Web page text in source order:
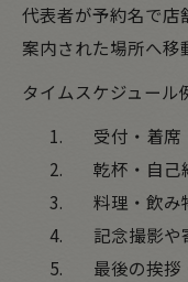
代表者が予約名で店
案内された場所へ移
タイムスケジュール
受付・着席
乾杯・自己
料理・飲み
記念撮影や
最後の挨拶